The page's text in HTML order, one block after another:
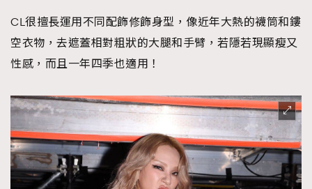
CL很擅長運用不同配飾修飾身型，像近年大熱的襪筒和鏤
空衣物，去遮蓋相對粗狀的大腿和手臂，若隱若現顯瘦又
性感，而且一年四季也適用！